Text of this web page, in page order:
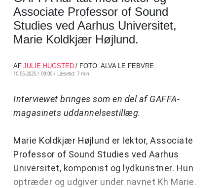
Associate Professor of Sound
Studies ved Aarhus Universitet,
Marie Koldkjær Højlund.
AF JULIE HUGSTED / FOTO: ALVA LE FEBVRE
10.05.2025 / 09:00 / Læsetid: 7 min
Interviewet bringes som en del af GAFFA-
magasinets uddannelsestillæg.
Marie Koldkjær Højlund er lektor, Associate
Professor of Sound Studies ved Aarhus
Universitet, komponist og lydkunstner. Hun
optræder og udgiver under navnet Kh Marie.